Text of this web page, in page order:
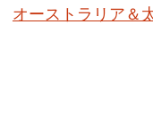
オーストラリア＆